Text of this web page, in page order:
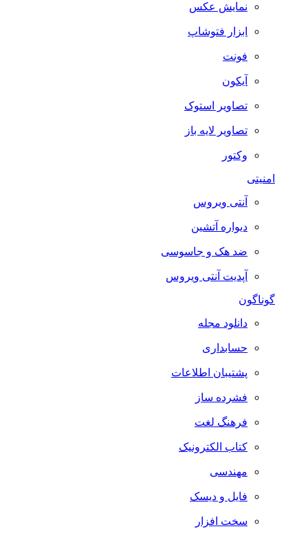
نمایش عکس
ابزار فتوشاپ
فونت
آیکون
تصاویر استوک
تصاویر لایه باز
وکتور
امنیتی
آنتی ویروس
دیواره آتشین
ضد هک و جاسوسی
آپدیت آنتی ویروس
گوناگون
دانلود مجله
حسابداری
پشتیبان اطلاعات
فشرده ساز
فرهنگ لغت
کتاب الکترونیک
مهندسی
فایل و دیسک
سخت افزار